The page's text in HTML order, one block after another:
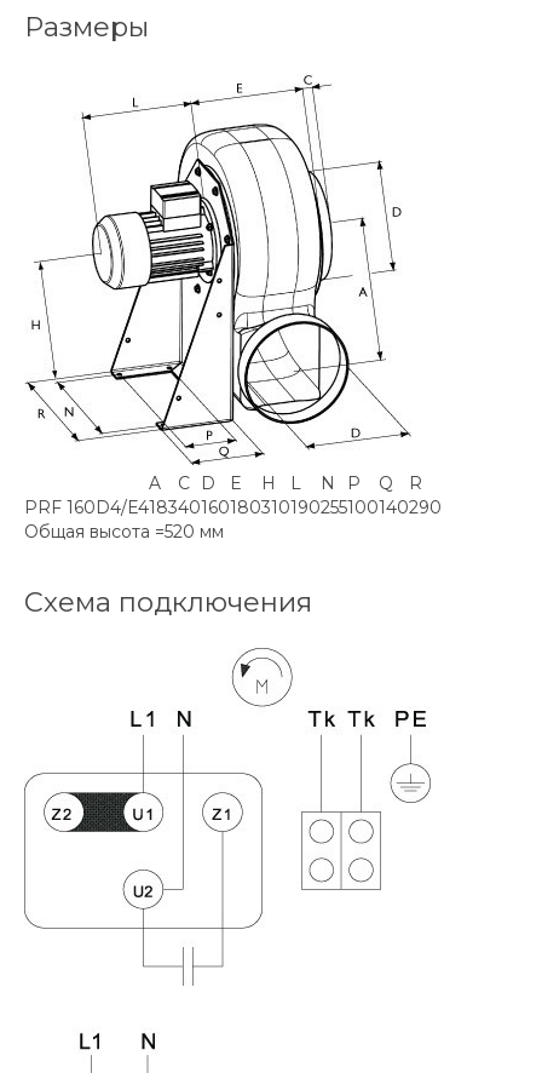
Размеры
A C D E H L N P Q
R
PRF 160D4/E418340160180310190255100140290
Общая высота =520 мм
Схема подключения